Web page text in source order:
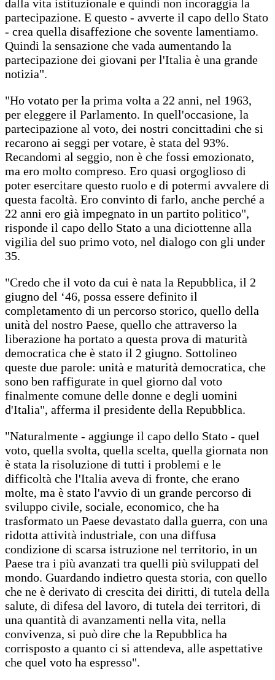
dalla vita istituzionale e quindi non incoraggia la
partecipazione. E questo - avverte il capo dello Stato
- crea quella disaffezione che sovente lamentiamo.
Quindi la sensazione che vada aumentando la
partecipazione dei giovani per l'Italia è una grande
notizia".
"Ho votato per la prima volta a 22 anni, nel 1963,
per eleggere il Parlamento. In quell'occasione, la
partecipazione al voto, dei nostri concittadini che si
recarono ai seggi per votare, è stata del 93%.
Recandomi al seggio, non è che fossi emozionato,
ma ero molto compreso. Ero quasi orgoglioso di
poter esercitare questo ruolo e di potermi avvalere di
questa facoltà. Ero convinto di farlo, anche perché a
22 anni ero già impegnato in un partito politico",
risponde il capo dello Stato a una diciottenne alla
vigilia del suo primo voto, nel dialogo con gli under
35.
"Credo che il voto da cui è nata la Repubblica, il 2
giugno del ‘46, possa essere definito il
completamento di un percorso storico, quello della
unità del nostro Paese, quello che attraverso la
liberazione ha portato a questa prova di maturità
democratica che è stato il 2 giugno. Sottolineo
queste due parole: unità e maturità democratica, che
sono ben raffigurate in quel giorno dal voto
finalmente comune delle donne e degli uomini
d'Italia", afferma il presidente della Repubblica.
"Naturalmente - aggiunge il capo dello Stato - quel
voto, quella svolta, quella scelta, quella giornata non
è stata la risoluzione di tutti i problemi e le
difficoltà che l'Italia aveva di fronte, che erano
molte, ma è stato l'avvio di un grande percorso di
sviluppo civile, sociale, economico, che ha
trasformato un Paese devastato dalla guerra, con una
ridotta attività industriale, con una diffusa
condizione di scarsa istruzione nel territorio, in un
Paese tra i più avanzati tra quelli più sviluppati del
mondo. Guardando indietro questa storia, con quello
che ne è derivato di crescita dei diritti, di tutela della
salute, di difesa del lavoro, di tutela dei territori, di
una quantità di avanzamenti nella vita, nella
convivenza, si può dire che la Repubblica ha
corrisposto a quanto ci si attendeva, alle aspettative
che quel voto ha espresso".